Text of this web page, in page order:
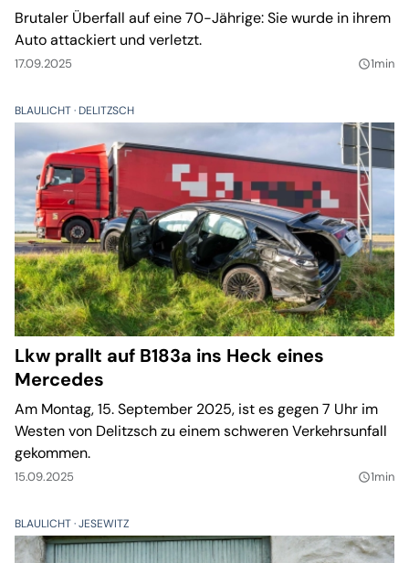
Brutaler Überfall auf eine 70-Jährige: Sie wurde in ihrem
Auto attackiert und verletzt.
17.09.2025 query_builder1min
BLAULICHT DELITZSCH
Lkw prallt auf B183a ins Heck eines
Mercedes
Am Montag, 15. September 2025, ist es gegen 7 Uhr im
Westen von Delitzsch zu einem schweren Verkehrsunfall
gekommen.
15.09.2025 query_builder1min
BLAULICHT JESEWITZ